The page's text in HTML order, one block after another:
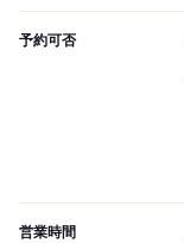
予約可否
営業時間